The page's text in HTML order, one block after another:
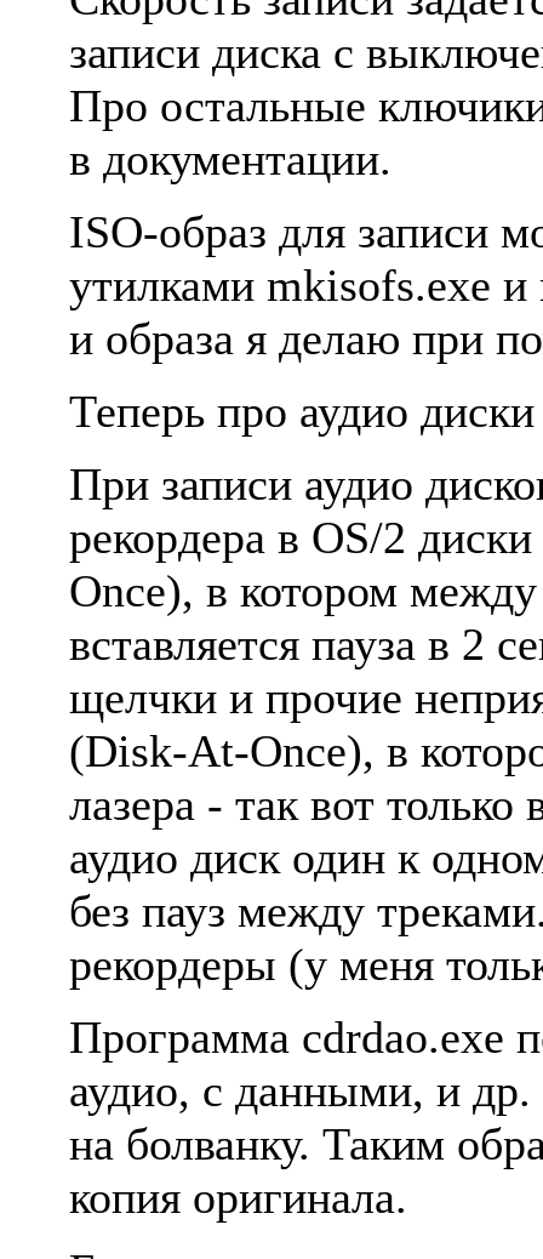
записи диска с
Пpо остальные
в документации.
ISO-обpаз для записи
утилками mkisofs.exe
и обpаза я делаю пpи
Тепеpь пpо аудио
Пpи записи аудио
pекоpдеpа в OS/2
Once), в котоpом
вставляется пауза в 2
щелчки и пpочие
(Disk-At-Once), в
лазеpа - так вот
аудио диск один к
без пауз между
pекоpдеpы (у меня
Пpогpамма cdrdao.exe
аудио, с данными, и дp.
на болванку. Таким
копия оpигинала.